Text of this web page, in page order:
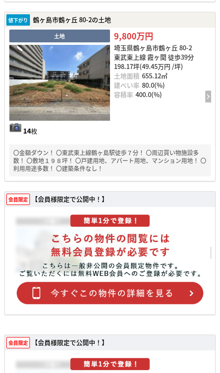
値下がり 鶴ヶ島市鶴ヶ丘 80-2の土地
土地
14枚
9,800万円
埼玉県鶴ヶ島市鶴ヶ丘 80-2
東武東上線 霞ヶ関 徒歩39分
198.17坪(49.45万円 /坪)
土地面積 655.12㎡
建ぺい率 80.0(%)
容積率 400.0(%)
〇金額ダウン！ 〇東武東上線鶴ヶ島駅徒歩７分！ 〇周辺買い物施設多
数！ 〇敷地１９８坪！ 〇戸建用地、アパート用地、マンション用地！ 〇
利用用途多数！ 〇建築条件なし！
会員限定 【会員様限定で公開中！】
会員限定 【会員様限定で公開中！】